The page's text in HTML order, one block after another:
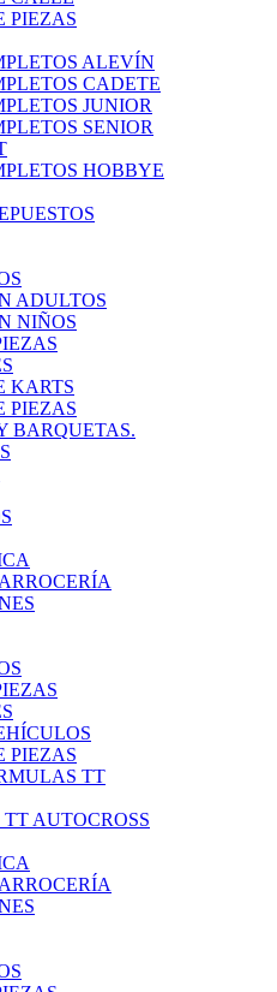
PIEZAS
ALEVÍN
CADETE
JUNIOR
SENIOR
HOBBYE
ADULTOS
NIÑOS
KARTS
PIEZAS
BARQUETAS.
PIEZAS
TT
AUTOCROSS